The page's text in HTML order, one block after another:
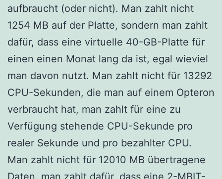
aufbraucht (oder nicht). Man zahlt nicht
1254 MB auf der Platte, sondern man zahlt
dafür, dass eine virtuelle 40-GB-Platte für
einen einen Monat lang da ist, egal wieviel
man davon nutzt. Man zahlt nicht für 13292
CPU-Sekunden, die man auf einem Opteron
verbraucht hat, man zahlt für eine zu
Verfügung stehende CPU-Sekunde pro
realer Sekunde und pro bezahlter CPU.
Man zahlt nicht für 12010 MB übertragene
Daten, man zahlt dafür, dass eine 2-MBIT-